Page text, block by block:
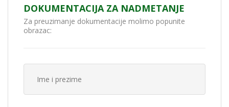
DOKUMENTACIJA ZA NADMETANJE
Za preuzimanje dokumentacije molimo popunite
obrazac: